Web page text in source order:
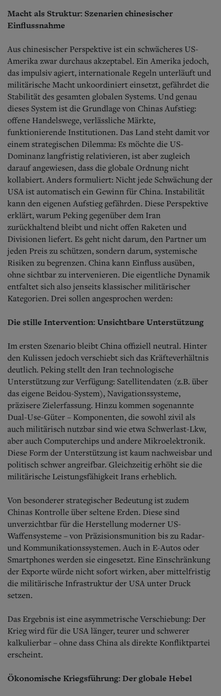
Macht als Struktur: Szenarien chinesischer
Einflussnahme
Aus chinesischer Perspektive ist ein schwächeres US-
Amerika zwar durchaus akzeptabel. Ein Amerika jedoch,
das impulsiv agiert, internationale Regeln unterläuft und
militärische Macht unkoordiniert einsetzt, gefährdet die
Stabilität des gesamten globalen Systems. Und genau
dieses System ist die Grundlage von Chinas Aufstieg:
offene Handelswege, verlässliche Märkte,
funktionierende Institutionen. Das Land steht damit vor
einem strategischen Dilemma: Es möchte die US-
Dominanz langfristig relativieren, ist aber zugleich
darauf angewiesen, dass die globale Ordnung nicht
kollabiert. Anders formuliert: Nicht jede Schwächung der
USA ist automatisch ein Gewinn für China. Instabilität
kann den eigenen Aufstieg gefährden. Diese Perspektive
erklärt, warum Peking gegenüber dem Iran
zurückhaltend bleibt und nicht offen Raketen und
Divisionen liefert. Es geht nicht darum, den Partner um
jeden Preis zu schützen, sondern darum, systemische
Risiken zu begrenzen. China kann Einfluss ausüben,
ohne sichtbar zu intervenieren. Die eigentliche Dynamik
entfaltet sich also jenseits klassischer militärischer
Kategorien. Drei sollen angesprochen werden:
Die stille Intervention: Unsichtbare Unterstützung
Im ersten Szenario bleibt China offiziell neutral. Hinter
den Kulissen jedoch verschiebt sich das Kräfteverhältnis
deutlich. Peking stellt den Iran technologische
Unterstützung zur Verfügung: Satellitendaten (z.B. über
das eigene Beidou-System), Navigationssysteme,
präzisere Zielerfassung. Hinzu kommen sogenannte
Dual-Use-Güter – Komponenten, die sowohl zivil als
auch militärisch nutzbar sind wie etwa Schwerlast-Lkw,
aber auch Computerchips und andere Mikroelektronik.
Diese Form der Unterstützung ist kaum nachweisbar und
politisch schwer angreifbar. Gleichzeitig erhöht sie die
militärische Leistungsfähigkeit Irans erheblich.
Von besonderer strategischer Bedeutung ist zudem
Chinas Kontrolle über seltene Erden. Diese sind
unverzichtbar für die Herstellung moderner US-
Waffensysteme – von Präzisionsmunition bis zu Radar-
und Kommunikationssystemen. Auch in E-Autos oder
Smartphones werden sie eingesetzt. Eine Einschränkung
der Exporte würde nicht sofort wirken, aber mittelfristig
die militärische Infrastruktur der USA unter Druck
setzen.
Das Ergebnis ist eine asymmetrische Verschiebung: Der
Krieg wird für die USA länger, teurer und schwerer
kalkulierbar – ohne dass China als direkte Konfliktpartei
erscheint.
Ökonomische Kriegsführung: Der globale Hebel